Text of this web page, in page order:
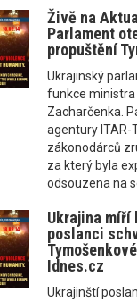
Živě na
Parlament
propuštění
Ukrajinský
funkce
Zacharčenka.
agentury ITAR-
zákonodárců
za který byla
odsouzena na
Ukrajina míří
poslanci
Idnes.cz
Ukrajinští